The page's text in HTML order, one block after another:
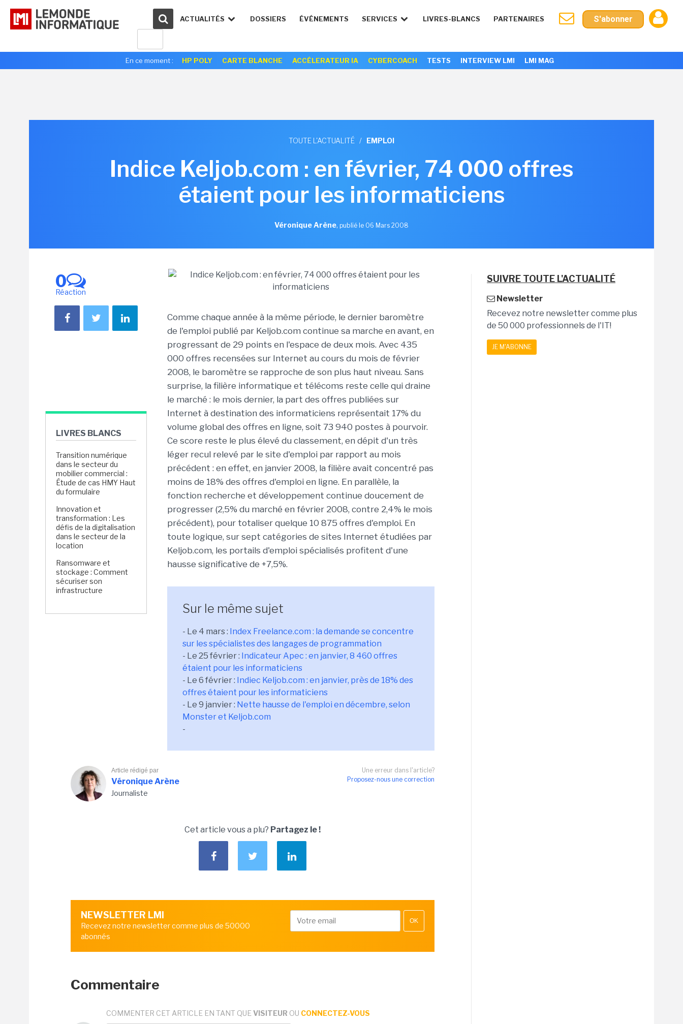
ACTUALITÉS DOSSIERS ÉVÉNEMENTS SERVICES LIVRES-BLANCS PARTENAIRES S'abonner
En ce moment : HP POLY CARTE BLANCHE ACCÉLERATEUR IA CYBERCOACH TESTS INTERVIEW LMI LMI MAG
TOUTE L'ACTUALITÉ / EMPLOI
Indice Keljob.com : en février, 74 000 offres
étaient pour les informaticiens
Véronique Arène, publié le 06 Mars 2008
0
Réaction
LIVRES BLANCS
Transition numérique
dans le secteur du
mobilier commercial :
Étude de cas HMY Haut
du formulaire
Innovation et
transformation : Les
défis de la digitalisation
dans le secteur de la
location
Ransomware et
stockage : Comment
sécuriser son
infrastructure
Comme chaque année à la même période, le dernier baromètre
de l'emploi publié par Keljob.com continue sa marche en avant, en
progressant de 29 points en l'espace de deux mois. Avec 435
000 offres recensées sur Internet au cours du mois de février
2008, le baromètre se rapproche de son plus haut niveau. Sans
surprise, la filière informatique et télécoms reste celle qui draine
le marché : le mois dernier, la part des offres publiées sur
Internet à destination des informaticiens représentait 17% du
volume global des offres en ligne, soit 73 940 postes à pourvoir.
Ce score reste le plus élevé du classement, en dépit d'un très
léger recul relevé par le site d'emploi par rapport au mois
précédent : en effet, en janvier 2008, la filière avait concentré pas
moins de 18% des offres d'emploi en ligne. En parallèle, la
fonction recherche et développement continue doucement de
progresser (2,5% du marché en février 2008, contre 2,4% le mois
précédent), pour totaliser quelque 10 875 offres d'emploi. En
toute logique, sur sept catégories de sites Internet étudiées par
Keljob.com, les portails d'emploi spécialisés profitent d'une
hausse significative de +7,5%.
Sur le même sujet
- Le 4 mars : Index Freelance.com : la demande se concentre
sur les spécialistes des langages de programmation
- Le 25 février : Indicateur Apec : en janvier, 8 460 offres
étaient pour les informaticiens
- Le 6 février : Indiec Keljob.com : en janvier, près de 18% des
offres étaient pour les informaticiens
- Le 9 janvier : Nette hausse de l'emploi en décembre, selon
Monster et Keljob.com
-
Une erreur dans l'article?
Proposez-nous une correction
Article rédigé par
Véronique Arène
Journaliste
Cet article vous a plu? Partagez le !
NEWSLETTER LMI
Recevez notre newsletter comme plus de 50000
abonnés
OK
Commentaire
COMMENTER CET ARTICLE EN TANT QUE VISITEUR OU CONNECTEZ-VOUS
SUIVRE TOUTE L'ACTUALITÉ
Newsletter
Recevez notre newsletter comme plus
de 50 000 professionnels de l'IT!
JE M'ABONNE